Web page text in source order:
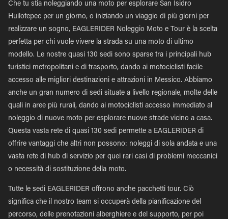
Che tu stia noleggiando una moto per esplorare San Isidro
Huilotepec per un giorno, o iniziando un viaggio di più giorni per
realizzare un sogno, EAGLERIDER Noleggio Moto e Tour è la scelta
perfetta per chi vuole vivere la strada su una moto di ultimo
modello. Le nostre quasi 130 sedi sono sparse tra i principali hub
turistici metropolitani e di trasporto, dando ai motociclisti facile
accesso alle migliori destinazioni e attrazioni in Messico. Abbiamo
anche un gran numero di sedi situate a livello regionale, molte delle
quali in aree più rurali, dando ai motociclisti accesso immediato al
noleggio di nuove moto per esplorare nuove strade vicino a casa.
Questa vasta rete di quasi 130 sedi permette a EAGLERIDER di
offrire vantaggi che altri non possono: noleggi di sola andata e una
vasta rete di hub di servizio per quei rari casi di problemi meccanici
o necessità di sostituzione della moto.
Tutte le sedi EAGLERIDER offrono anche pacchetti tour. Ciò
significa che il nostro team si occuperà della pianificazione del
percorso, delle prenotazioni alberghiere e del supporto, per poi